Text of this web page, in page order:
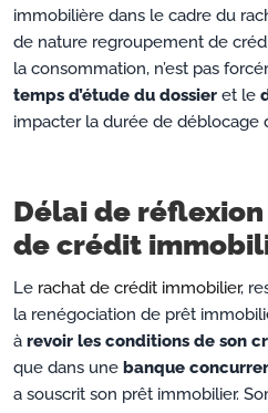
immobilière dans le cadre du
de nature regroupement de
la consommation, n’est pas
temps d’étude du dossier et le
impacter la durée de déblocage
Délai de
de crédit
Le rachat de crédit immobilier,
la renégociation de prêt
à revoir les conditions de son
que dans une banque
a souscrit son prêt immobilier.